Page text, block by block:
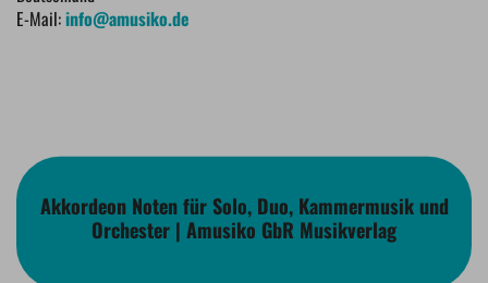
E-Mail:info@amusiko.de
Akkordeon Noten für Solo, Duo, Kammermusik und
Orchester | Amusiko GbR Musikverlag